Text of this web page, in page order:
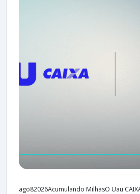
ago82026Acumulando MilhasO Uau